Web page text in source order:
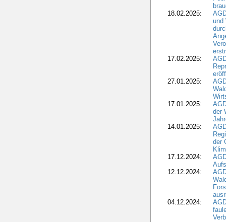
18.02.2025:
und
17.02.2025:
27.01.2025:
17.01.2025:
der
14.01.2025:
der
17.12.2024:
12.12.2024:
04.12.2024: